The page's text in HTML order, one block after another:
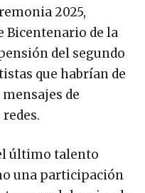
2025,
Bicentenario de la
del segundo
que habrían de
de
último talento
una participación